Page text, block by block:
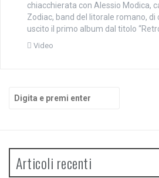
chiacchierata con Alessio Modica,
Zodiac, band del litorale romano,
uscito il primo album dal titolo
Video
Articoli recenti